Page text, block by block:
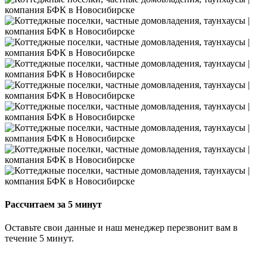
Рассчитаем за 5 минут
Оставьте свои данные и наш менеджер перезвонит вам в
течение 5 минут.